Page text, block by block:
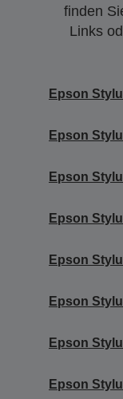
finden
Links
Epson
Epson
Epson
Epson
Epson
Epson
Epson
Epson